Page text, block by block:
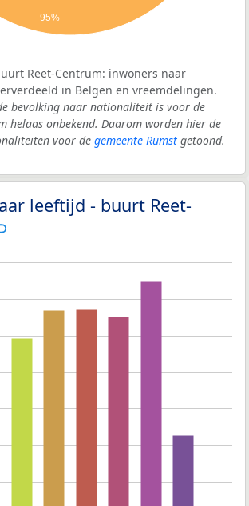
95%
Reet-Centrum: inwoners naar
in Belgen en vreemdelingen.
bevolking naar nationaliteit is voor de
helaas onbekend. Daarom worden hier de
voor de gemeente Rumst getoond.
leeftijd - buurt Reet-